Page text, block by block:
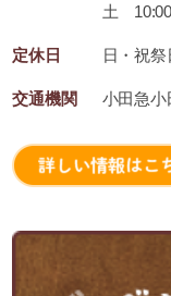
土 10:00
定休日 日・祝祭
交通機関 小田急小